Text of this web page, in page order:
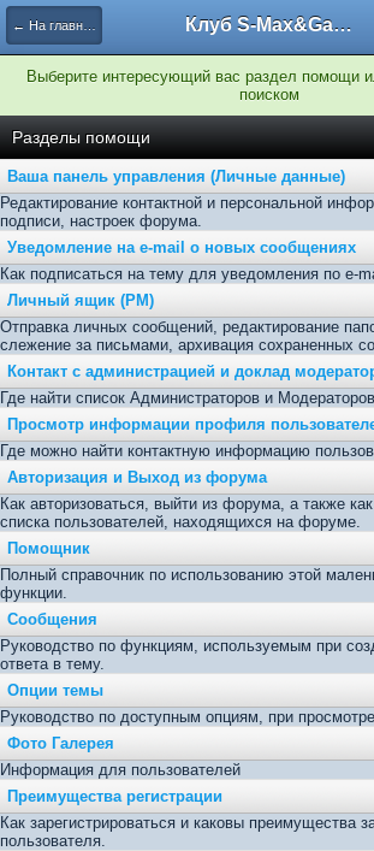
← На главную Клуб S-Max&Galaxy
Выберите интересующий вас раздел помощи
поиском
Разделы помощи
Ваша панель управления (Личные данные)
Редактирование контактной и персональной
подписи, настроек форума.
Уведомление на e-mail о новых сообщениях
Как подписаться на тему для уведомления по e-
Личный ящик (PM)
Отправка личных сообщений, редактирование
слежение за письмами, архивация сохраненных
Контакт с администрацией и доклад
Где найти список Администраторов и
Просмотр информации профиля
Где можно найти контактную информацию
Авторизация и Выход из форума
Как авторизоваться, выйти из форума, а также
списка пользователей, находящихся на форуме.
Помощник
Полный справочник по использованию этой
функции.
Сообщения
Руководство по функциям, используемым при
ответа в тему.
Опции темы
Руководство по доступным опциям, при
Фото Галерея
Информация для пользователей
Преимущества регистрации
Как зарегистрироваться и каковы преимущества
пользователя.